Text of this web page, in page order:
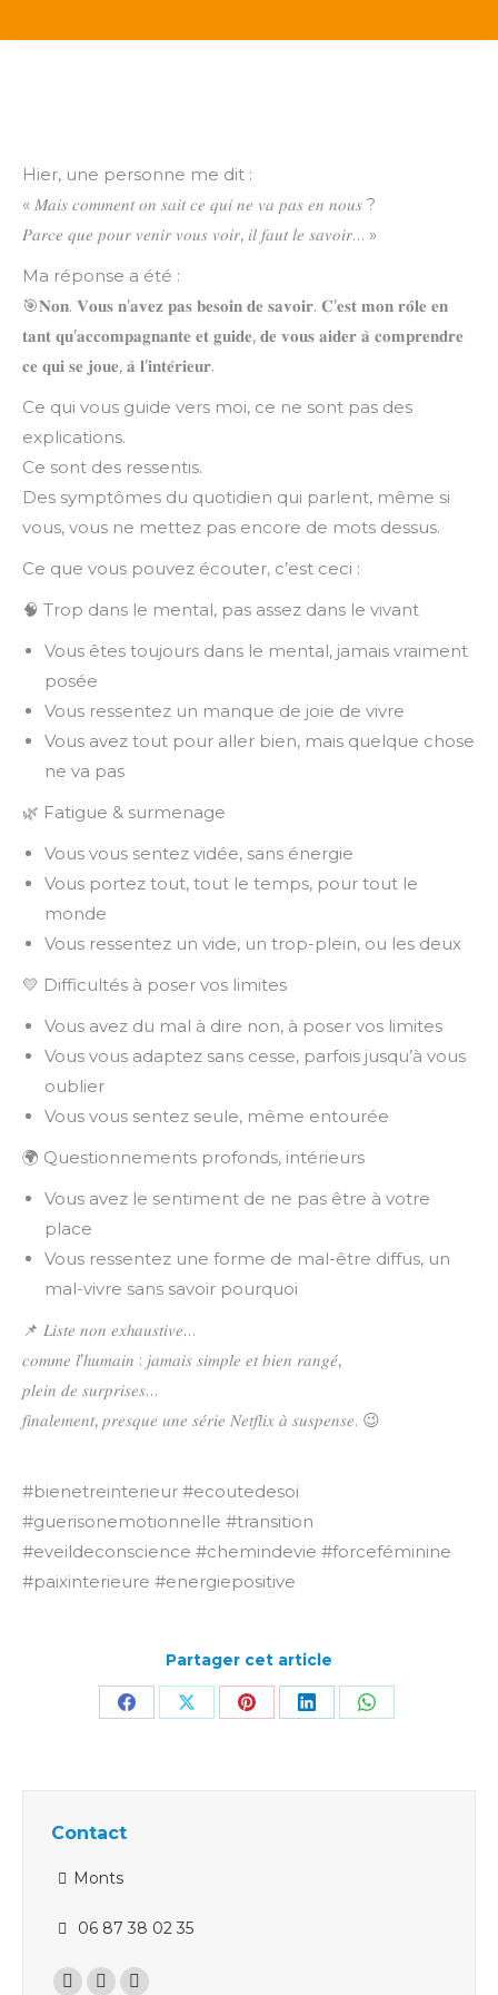
Hier, une personne me dit :
« 𝑀𝑎𝑖𝑠 𝑐𝑜𝑚𝑚𝑒𝑛𝑡 𝑜𝑛 𝑠𝑎𝑖𝑡 𝑐𝑒 𝑞𝑢𝑖 𝑛𝑒 𝑣𝑎 𝑝𝑎𝑠 𝑒𝑛 𝑛𝑜𝑢𝑠 ?
𝑃𝑎𝑟𝑐𝑒 𝑞𝑢𝑒 𝑝𝑜𝑢𝑟 𝑣𝑒𝑛𝑖𝑟 𝑣𝑜𝑢𝑠 𝑣𝑜𝑖𝑟, 𝑖𝑙 𝑓𝑎𝑢𝑡 𝑙𝑒 𝑠𝑎𝑣𝑜𝑖𝑟… »
Ma réponse a été :
🎯𝐍𝐨𝐧. 𝐕𝐨𝐮𝐬 𝐧’𝐚𝐯𝐞𝐳 𝐩𝐚𝐬 𝐛𝐞𝐬𝐨𝐢𝐧 𝐝𝐞 𝐬𝐚𝐯𝐨𝐢𝐫. 𝐂’𝐞𝐬𝐭 𝐦𝐨𝐧 𝐫𝐨̂𝐥𝐞 𝐞𝐧
𝐭𝐚𝐧𝐭 𝐪𝐮’𝐚𝐜𝐜𝐨𝐦𝐩𝐚𝐠𝐧𝐚𝐧𝐭𝐞 𝐞𝐭 𝐠𝐮𝐢𝐝𝐞, 𝐝𝐞 𝐯𝐨𝐮𝐬 𝐚𝐢𝐝𝐞𝐫 𝐚̀ 𝐜𝐨𝐦𝐩𝐫𝐞𝐧𝐝𝐫𝐞
𝐜𝐞 𝐪𝐮𝐢 𝐬𝐞 𝐣𝐨𝐮𝐞, 𝐚̀ 𝐥’𝐢𝐧𝐭𝐞́𝐫𝐢𝐞𝐮𝐫.
Ce qui vous guide vers moi, ce ne sont pas des
explications.
Ce sont des ressentis.
Des symptômes du quotidien qui parlent, même si
vous, vous ne mettez pas encore de mots dessus.
Ce que vous pouvez écouter, c’est ceci :
🧠 Trop dans le mental, pas assez dans le vivant
Vous êtes toujours dans le mental, jamais vraiment
posée
Vous ressentez un manque de joie de vivre
Vous avez tout pour aller bien, mais quelque chose
ne va pas
🌿 Fatigue & surmenage
Vous vous sentez vidée, sans énergie
Vous portez tout, tout le temps, pour tout le
monde
Vous ressentez un vide, un trop-plein, ou les deux
💛 Difficultés à poser vos limites
Vous avez du mal à dire non, à poser vos limites
Vous vous adaptez sans cesse, parfois jusqu’à vous
oublier
Vous vous sentez seule, même entourée
🌍 Questionnements profonds, intérieurs
Vous avez le sentiment de ne pas être à votre
place
Vous ressentez une forme de mal-être diffus, un
mal-vivre sans savoir pourquoi
📌 𝐿𝑖𝑠𝑡𝑒 𝑛𝑜𝑛 𝑒𝑥ℎ𝑎𝑢𝑠𝑡𝑖𝑣𝑒…
𝑐𝑜𝑚𝑚𝑒 𝑙’ℎ𝑢𝑚𝑎𝑖𝑛 : 𝑗𝑎𝑚𝑎𝑖𝑠 𝑠𝑖𝑚𝑝𝑙𝑒 𝑒𝑡 𝑏𝑖𝑒𝑛 𝑟𝑎𝑛𝑔𝑒́,
𝑝𝑙𝑒𝑖𝑛 𝑑𝑒 𝑠𝑢𝑟𝑝𝑟𝑖𝑠𝑒𝑠…
𝑓𝑖𝑛𝑎𝑙𝑒𝑚𝑒𝑛𝑡, 𝑝𝑟𝑒𝑠𝑞𝑢𝑒 𝑢𝑛𝑒 𝑠𝑒́𝑟𝑖𝑒 𝑁𝑒𝑡𝑓𝑙𝑖𝑥 𝑎̀ 𝑠𝑢𝑠𝑝𝑒𝑛𝑠𝑒. 😉
#bienetreinterieur #ecoutedesoi
#guerisonemotionnelle #transition
#eveildeconscience #chemindevie #forceféminine
#paixinterieure #energiepositive
Partager cet article
PartagerPartagerPartagerPartagerPartager
Contact
Monts
06 87 38 02 35
Trouvez nous sur :